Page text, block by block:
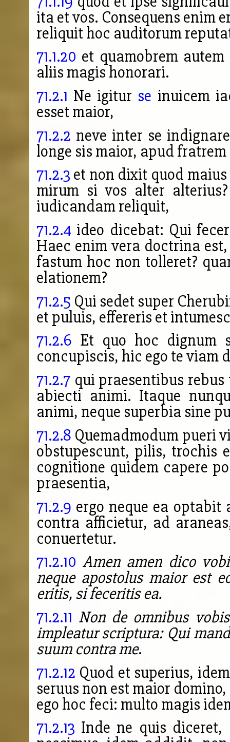
ita et vos. Consequens enim
reliquit hoc auditorum
71.1.20 et quamobrem
aliis magis honorari.
71.2.1 Ne igitur se inuicem
esset maior,
71.2.2 neve inter se
longe sis maior, apud
71.2.3 et non dixit quod
mirum si vos alter
iudicandam reliquit,
71.2.4 ideo dicebat: Qui
Haec enim vera doctrina
fastum hoc non tolleret?
elationem?
71.2.5 Qui sedet super
et puluis, effereris et
71.2.6 Et quo hoc dignum
concupiscis, hic ego te viam
71.2.7qui praesentibus
abiecti animi. Itaque
animi, neque superbia sine
71.2.8 Quemadmodum pueri
obstupescunt, pilis, trochis
cognitione quidem capere
praesentia,
71.2.9 ergo neque ea
contra afficietur, ad
conuertetur.
71.2.10 Amen amen dico
neque apostolus maior est
eritis, si feceritis ea.
71.2.11 Non de omnibus
impleatur scriptura: Qui
suum contra me.
71.2.12 Quod et superius,
seruus non est maior
ego hoc feci: multo magis
71.2.13 Inde ne quis